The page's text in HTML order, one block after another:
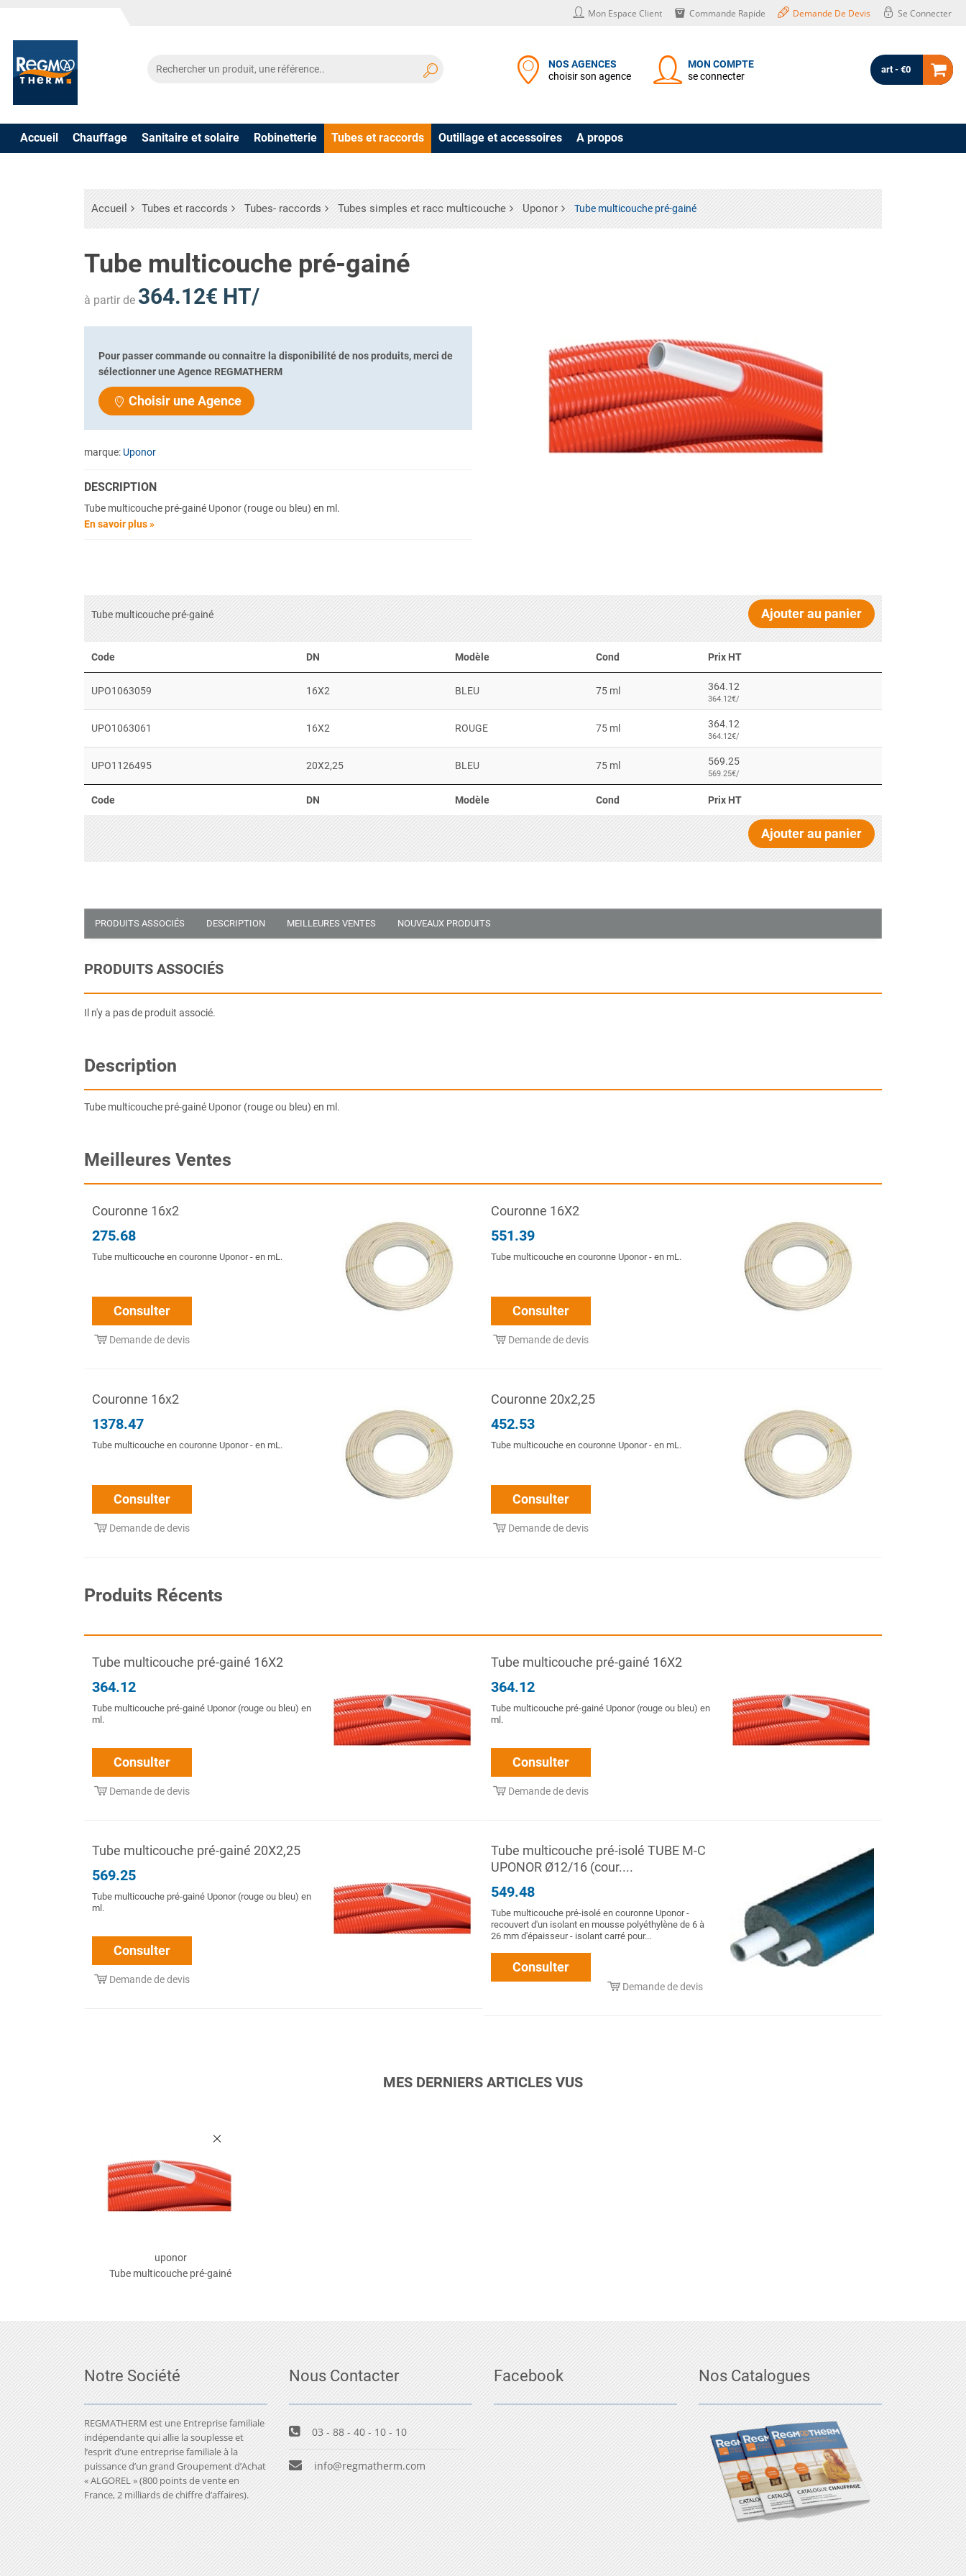
Mon Espace Client Commande Rapide Demande De Devis Se Connecter
NOS AGENCES
choisir son agence
MON COMPTE
se connecter
art - €0
Accueil Chauffage Sanitaire et solaire Robinetterie Tubes et raccords Outillage et accessoires A propos
Accueil Tubes et raccords Tubes- raccords Tubes simples et racc multicouche Uponor Tube multicouche pré-gainé
Tube multicouche pré-gainé
à partir de 364.12€ HT/
Pour passer commande ou connaitre la disponibilité de nos produits, merci de
sélectionner une Agence REGMATHERM
Choisir une Agence
marque: Uponor
DESCRIPTION
Tube multicouche pré-gainé Uponor (rouge ou bleu) en ml.
En savoir plus »
Tube multicouche pré-gainé Ajouter au panier
Code DN Modèle Cond Prix HT
Code DN Modèle Cond Prix HT
UPO1063059 16X2 BLEU 75 ml 364.12
364.12€/
UPO1063061 16X2 ROUGE 75 ml 364.12
364.12€/
UPO1126495 20X2,25 BLEU 75 ml 569.25
569.25€/
Ajouter au panier
PRODUITS ASSOCIÉS DESCRIPTION MEILLEURES VENTES NOUVEAUX PRODUITS
PRODUITS ASSOCIÉS
Il n'y a pas de produit associé.
Description
Tube multicouche pré-gainé Uponor (rouge ou bleu) en ml.
Meilleures Ventes
Couronne 16x2
275.68
Tube multicouche en couronne Uponor - en mL.
Consulter
Demande de devis
Couronne 16X2
551.39
Tube multicouche en couronne Uponor - en mL.
Consulter
Demande de devis
Couronne 16x2
1378.47
Tube multicouche en couronne Uponor - en mL.
Consulter
Demande de devis
Couronne 20x2,25
452.53
Tube multicouche en couronne Uponor - en mL.
Consulter
Demande de devis
Produits Récents
Tube multicouche pré-gainé 16X2
364.12
Tube multicouche pré-gainé Uponor (rouge ou bleu) en
ml.
Consulter
Demande de devis
Tube multicouche pré-gainé 16X2
364.12
Tube multicouche pré-gainé Uponor (rouge ou bleu) en
ml.
Consulter
Demande de devis
Tube multicouche pré-gainé 20X2,25
569.25
Tube multicouche pré-gainé Uponor (rouge ou bleu) en
ml.
Consulter
Demande de devis
Tube multicouche pré-isolé TUBE M-C
UPONOR Ø12/16 (cour....
549.48
Tube multicouche pré-isolé en couronne Uponor -
recouvert d'un isolant en mousse polyéthylène de 6 à
26 mm d'épaisseur - isolant carré pour...
Consulter
Demande de devis
MES DERNIERS ARTICLES VUS
uponor
Tube multicouche pré-gainé
Notre Société
REGMATHERM est une Entreprise familiale
indépendante qui allie la souplesse et
l’esprit d’une entreprise familiale à la
puissance d’un grand Groupement d’Achat
« ALGOREL » (800 points de vente en
France, 2 milliards de chiffre d’affaires).
Nous Contacter
03 - 88 - 40 - 10 - 10
info@regmatherm.com
Facebook Nos Catalogues